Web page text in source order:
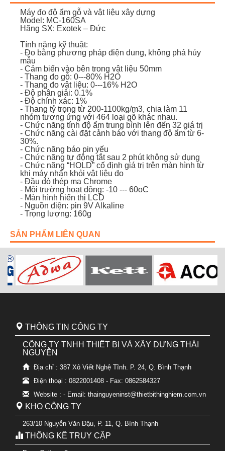
Máy đo độ ẩm gỗ và vật liệu xây dựng
Model: MC-160SA
Hãng SX: Exotek – Đức
Tính năng kỹ thuật:
- Đo bằng phương pháp điện dung, không phá hủy
mẫu
- Cảm biến vào bên trong vật liệu 50mm
- Thang đo gỗ: 0---80% H2O
- Thang đo vật liệu: 0---16% H2O
- Độ phân giải: 0.1%
- Độ chính xác: 1%
- Thang tỷ trọng từ 200-1100kg/m3, chia làm 11
nhóm tương ứng với 464 loại gỗ khác nhau.
- Chức năng tính độ ẩm trung bình lên đến 32 giá trị
- Chức năng cài đặt cảnh báo với thang độ ẩm từ 6-
30%.
- Chức năng báo pin yếu
- Chức năng tự động tắt sau 2 phút không sử dụng
- Chức năng “HOLD” cố định giá trị trên màn hình từ
khi máy nhấn khỏi vật liệu đo
- Đầu dò thép mạ Chrome
- Môi trường hoạt động: -10 --- 60oC
- Màn hình hiển thị LCD
- Nguồn điện: pin 9V Alkaline
- Trọng lượng: 160g
SẢN PHẨM LIÊN QUAN
THÔNG TIN CÔNG TY
CÔNG TY TNHH THIẾT BỊ VÀ XÂY DỰNG THÁI
NGUYỄN
Địa chỉ : 387 Xô Viết Nghệ Tĩnh. P. 24, Q. Bình Thạnh
Điện thoại : 0822001408 - Fax: 0862584327
Website : - Email: thainguyeninst@thietbithinghiem.com.vn
KHO CÔNG TY
263/10 Nguyễn Văn Đậu, P. 11, Q. Bình Thạnh
THỐNG KÊ TRUY CẬP